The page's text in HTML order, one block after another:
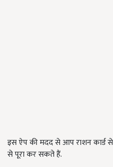
इस ऐप की मदद से आप राशन कार्ड से
से पूरा कर सकते हैं.